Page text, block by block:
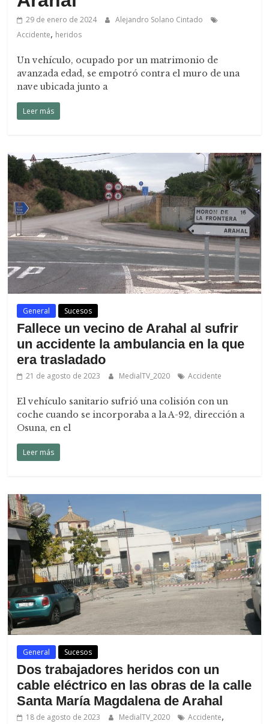
29 de enero de 2024
Alejandro Solano Cintado
Accidente, heridos
Un vehículo, ocupado por un matrimonio de
avanzada edad, se empotró contra el muro de una
nave ubicada junto a
Leer más
General Sucesos
Fallece un vecino de Arahal al sufrir
un accidente la ambulancia en la que
era trasladado
21 de agosto de 2023 MedialTV_2020 Accidente
El vehículo sanitario sufrió una colisión con un
coche cuando se incorporaba a la A-92, dirección a
Osuna, en el
Leer más
General Sucesos
Dos trabajadores heridos con un
cable eléctrico en las obras de la calle
Santa María Magdalena de Arahal
18 de agosto de 2023 MedialTV_2020 Accidente,